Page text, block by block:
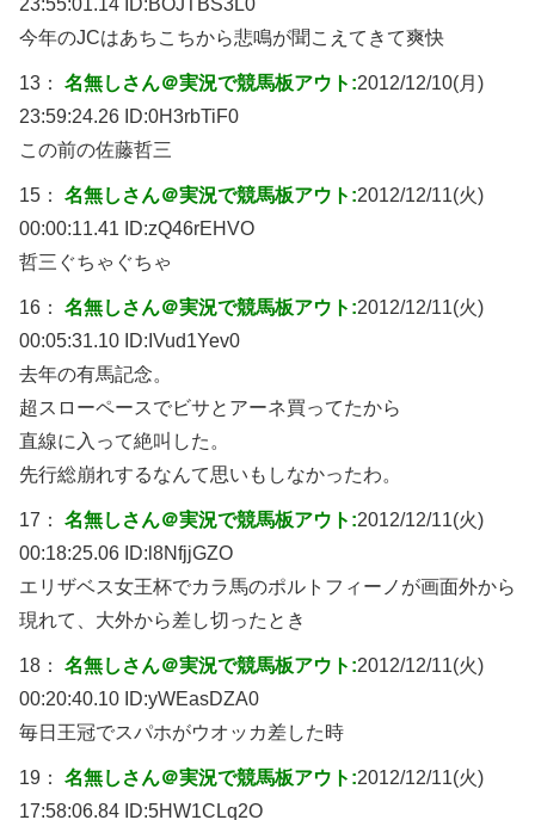
23:55:01.14 ID:BOJTBS3L0
今年のJCはあちこちから悲鳴が聞こえてきて爽快
13： 名無しさん＠実況で競馬板アウト:2012/12/10(月)
23:59:24.26 ID:0H3rbTiF0
この前の佐藤哲三
15： 名無しさん＠実況で競馬板アウト:2012/12/11(火)
00:00:11.41 ID:zQ46rEHVO
哲三ぐちゃぐちゃ
16： 名無しさん＠実況で競馬板アウト:2012/12/11(火)
00:05:31.10 ID: IVud1Yev0
去年の有馬記念。
超スローペースでビサとアーネ買ってたから
直線に入って絶叫した。
先行総崩れするなんて思いもしなかったわ。
17： 名無しさん＠実況で競馬板アウト:2012/12/11(火)
00:18:25.06 ID: l8NfjjGZO
エリザベス女王杯でカラ馬のポルトフィーノが画面外から
現れて、大外から差し切ったとき
18： 名無しさん＠実況で競馬板アウト:2012/12/11(火)
00:20:40.10 ID:yWEasDZA0
毎日王冠でスパホがウオッカ差した時
19： 名無しさん＠実況で競馬板アウト:2012/12/11(火)
17:58:06.84 ID:5HW1CLq2O